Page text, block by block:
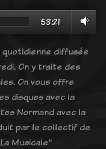
53:21
diffusée
On y traite des
On vous offre
disques avec la
Normand avec la
par le collectif de
Musicale"